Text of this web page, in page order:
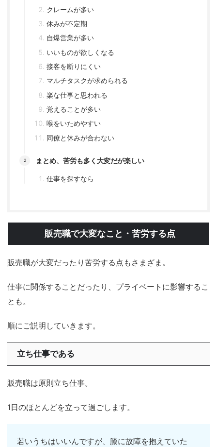
クレームが多い
休みが不定期
自爆営業が多い
いいものが欲しくなる
接客を断りにくい
マルチタスクが求められる
楽な仕事と思われる
覚えることが多い
喉をいためやすい
同僚と休みが合わない
まとめ、苦労も多く大変だが楽しい
仕事を探すなら
販売職で大変なこと・苦労する点
販売職が大変だったり苦労する点もさまざま。
仕事に関係することだったり、プライベートに影響するこ
とも。
順にご説明していきます。
立ち仕事である
販売職は原則立ち仕事。
1日のほとんどを立って過ごします。
若いうちはいいんですが、膝に故障を抱えていた